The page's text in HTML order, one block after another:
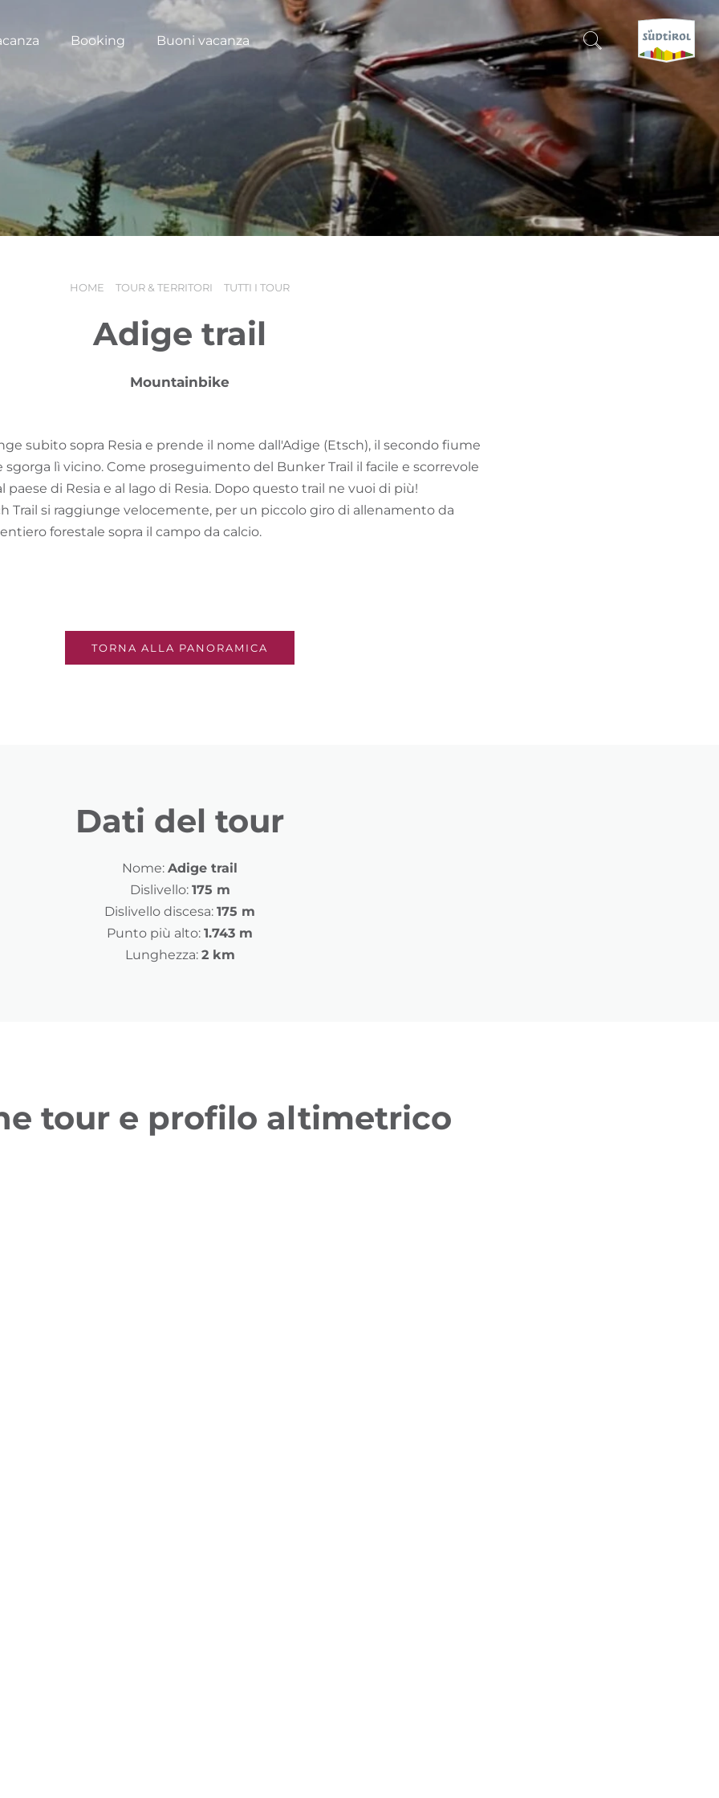
Booking Buoni vacanza
CERCA E PRENOTA
SCOPRI L'ALTO ADIGE
QUANDO?
HOME TOUR & TERRITORI TUTTI I TOUR
Adige trail
Mountainbike
subito sopra Resia e prende il nome dall'Adige (Etsch), il secondo fiume
lì vicino. Come proseguimento del Bunker Trail il facile e scorrevole
paese di Resia e al lago di Resia. Dopo questo trail ne vuoi di più!
Trail si raggiunge velocemente, per un piccolo giro di allenamento da
forestale sopra il campo da calcio.
TORNA ALLA PANORAMICA
Dati del tour
Nome: Adige trail
Dislivello: 175 m
Dislivello discesa: 175 m
Punto più alto: 1.743 m
Lunghezza: 2 km
tour e profilo altimetrico